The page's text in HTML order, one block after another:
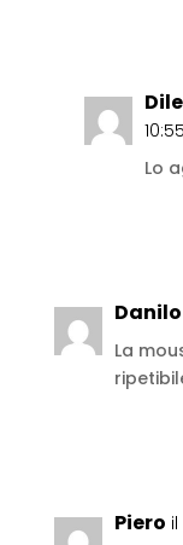
10:55
Lo
Danilo
La
Piero